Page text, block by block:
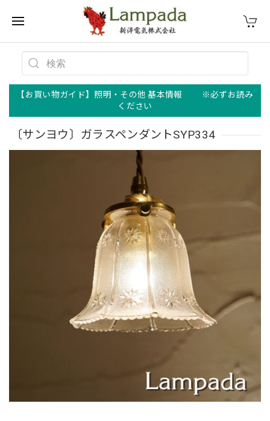
【お買い物ガイド】照明・その他 基本情報 ※必ずお読み
ください
〔サンヨウ〕ガラスペンダントSYP334